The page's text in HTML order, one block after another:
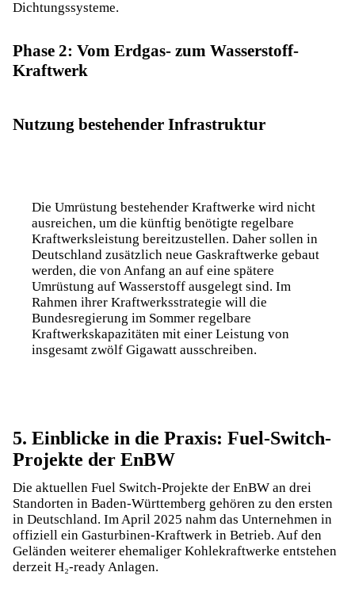
Dichtungssysteme.
Phase 2: Vom Erdgas- zum Wasserstoff-
Kraftwerk
Nutzung bestehender Infrastruktur
Die Umrüstung bestehender Kraftwerke wird nicht
ausreichen, um die künftig benötigte regelbare
Kraftwerksleistung bereitzustellen. Daher sollen in
Deutschland zusätzlich neue Gaskraftwerke gebaut
werden, die von Anfang an auf eine spätere
Umrüstung auf Wasserstoff ausgelegt sind. Im
Rahmen ihrer Kraftwerksstrategie will die
Bundesregierung im Sommer regelbare
Kraftwerkskapazitäten mit einer Leistung von
insgesamt zwölf Gigawatt ausschreiben.
5. Einblicke in die Praxis: Fuel-Switch-
Projekte der EnBW
Die aktuellen Fuel Switch-Projekte der EnBW an drei
Standorten in Baden-Württemberg gehören zu den ersten
in Deutschland. Im April 2025 nahm das Unternehmen in
offiziell ein Gasturbinen-Kraftwerk in Betrieb. Auf den
Geländen weiterer ehemaliger Kohlekraftwerke entstehen
derzeit H₂-ready Anlagen.